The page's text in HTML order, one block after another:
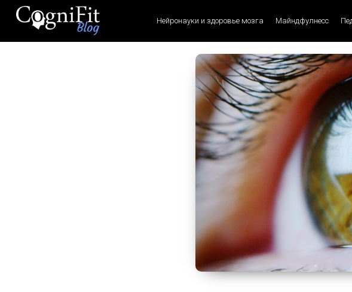
CogniFit
Нейронауки и здоровье мозга Майндфулнесс